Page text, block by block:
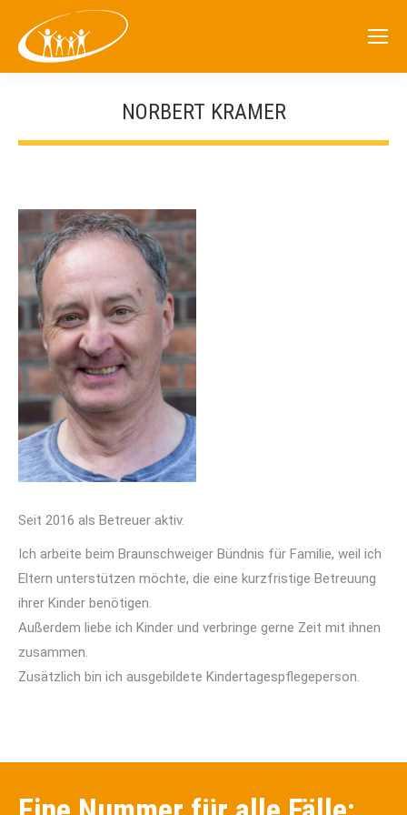
NORBERT KRAMER
Seit 2016 als Betreuer aktiv.
Ich arbeite beim Braunschweiger Bündnis für Familie, weil ich
Eltern unterstützen möchte, die eine kurzfristige Betreuung
ihrer Kinder benötigen.
Außerdem liebe ich Kinder und verbringe gerne Zeit mit ihnen
zusammen.
Zusätzlich bin ich ausgebildete Kindertagespflegeperson.